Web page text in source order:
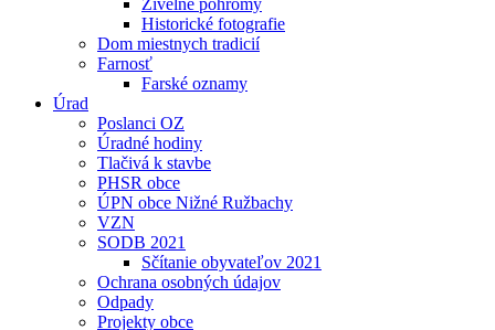
Živelné pohromy
Historické fotografie
Dom miestnych tradicií
Farnosť
Farské oznamy
Úrad
Poslanci OZ
Úradné hodiny
Tlačivá k stavbe
PHSR obce
ÚPN obce Nižné Ružbachy
VZN
SODB 2021
Sčítanie obyvateľov 2021
Ochrana osobných údajov
Odpady
Projekty obce